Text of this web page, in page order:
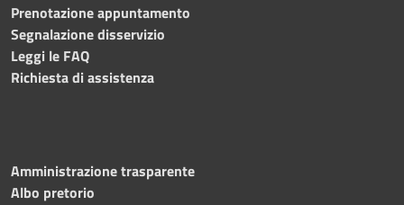
Prenotazione appuntamento
Segnalazione disservizio
Leggi le FAQ
Richiesta di assistenza
Amministrazione trasparente
Albo pretorio